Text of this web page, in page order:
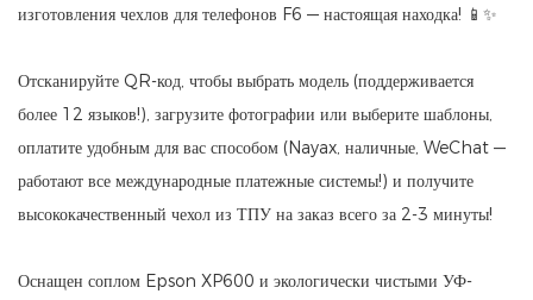
изготовления чехлов для телефонов F6 — настоящая находка! 📱✨
Отсканируйте QR-код, чтобы выбрать модель (поддерживается
более 12 языков!), загрузите фотографии или выберите шаблоны,
оплатите удобным для вас способом (Nayax, наличные, WeChat —
работают все международные платежные системы!) и получите
высококачественный чехол из ТПУ на заказ всего за 2-3 минуты!
Оснащен соплом Epson XP600 и экологически чистыми УФ-